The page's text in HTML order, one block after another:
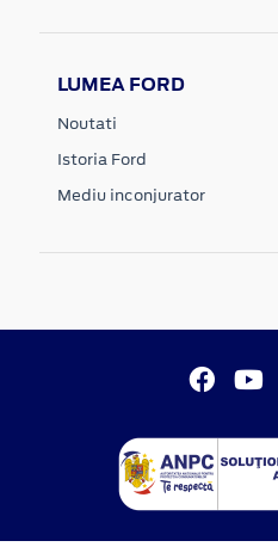
LUMEA FORD
Noutati
Istoria Ford
Mediu inconjurator